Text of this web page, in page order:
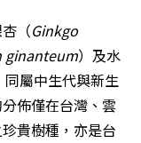
（Ginkgo
ginanteum）及水
同屬中生代與新生
佈僅在台灣、雲
貴樹種，亦是台